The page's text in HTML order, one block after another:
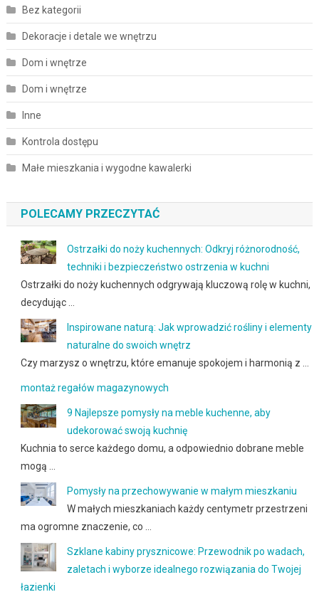
Bez kategorii
Dekoracje i detale we wnętrzu
Dom i wnętrze
Dom i wnętrze
Inne
Kontrola dostępu
Małe mieszkania i wygodne kawalerki
POLECAMY PRZECZYTAĆ
Ostrzałki do noży kuchennych: Odkryj różnorodność,
techniki i bezpieczeństwo ostrzenia w kuchni
Ostrzałki do noży kuchennych odgrywają kluczową rolę w kuchni,
decydując …
Inspirowane naturą: Jak wprowadzić rośliny i elementy
naturalne do swoich wnętrz
Czy marzysz o wnętrzu, które emanuje spokojem i harmonią z …
montaż regałów magazynowych
9 Najlepsze pomysły na meble kuchenne, aby
udekorować swoją kuchnię
Kuchnia to serce każdego domu, a odpowiednio dobrane meble
mogą …
Pomysły na przechowywanie w małym mieszkaniu
W małych mieszkaniach każdy centymetr przestrzeni
ma ogromne znaczenie, co …
Szklane kabiny prysznicowe: Przewodnik po wadach,
zaletach i wyborze idealnego rozwiązania do Twojej
łazienki